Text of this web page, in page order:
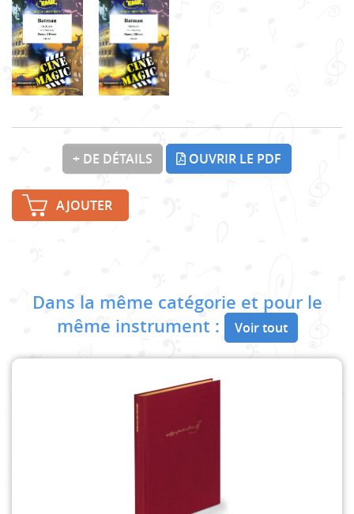
+ DE DÉTAILS OUVRIR LE PDF
AJOUTER
Dans la même catégorie et pour le
même instrument :
Voir tout